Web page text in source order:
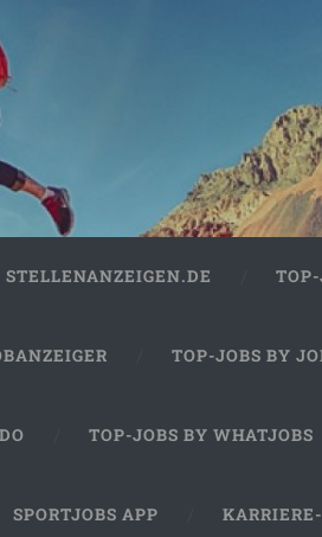
STELLENANZEIGEN.DE
TOP-JOBS BY
TOP-JOBS BY WHATJOBS
SPORTJOBS APP